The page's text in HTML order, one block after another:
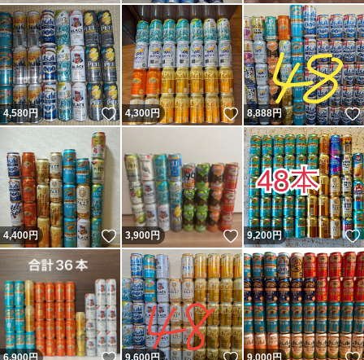
4,580円 いいね！
4,300円 いいね！
8,888円
4,400円 いいね！
3,900円 いいね！
9,200円